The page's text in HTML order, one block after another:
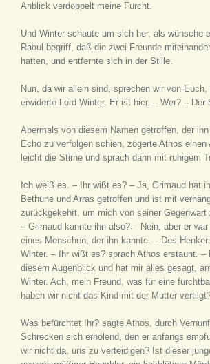
Anblick verdoppelt meine Furcht.
Und Winter schaute um sich her, als wünsche
Raoul begriff, daß die zwei Freunde
hatten, und entfernte sich in der Stille.
Nun, da wir allein sind, sprechen wir von
erwiderte Lord Winter. Er ist hier. – Wer? – Der
Abermals von diesem Namen getroffen, der
Echo zu verfolgen schien, zögerte Athos
leicht die Stirne und sprach dann mit ruhigem
Ich weiß es. – Ihr wißt es? – Ja, Grimaud hat
Bethune und Arras getroffen und ist mit
zurückgekehrt, um mich von seiner Gegenwart
– Grimaud kannte ihn also? – Nein, aber er
eines Menschen, der ihn kannte. – Des
Winter. – Ihr wißt es? sprach Athos erstaunt.
diesem Augenblick und hat mir alles gesagt,
Winter. Ach, mein Freund, was für eine
haben wir nicht das Kind mit der Mutter
Was befürchtet Ihr? sagte Athos, durch
Schrecken sich erholend, den er anfangs
wir nicht da, uns zu verteidigen? Ist dieser